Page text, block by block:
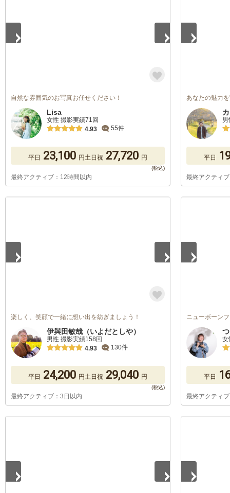
自然な雰囲気のお写真お任せください！
Lisa
女性 撮影実績71回
4.93
55件
平日 23,100 円土日祝 27,720 円
最終アクティブ：12時間以内
あなたの魅力
平日
最終アクティ
楽しく、笑顔で一緒に想い出を紡ぎましょう！
伊與田敏哉（いよだとしや）
男性 撮影実績158回
4.93
130件
平日 24,200 円土日祝 29,040 円
最終アクティブ：3日以内
ニューボーン
女
平日
最終アクティ